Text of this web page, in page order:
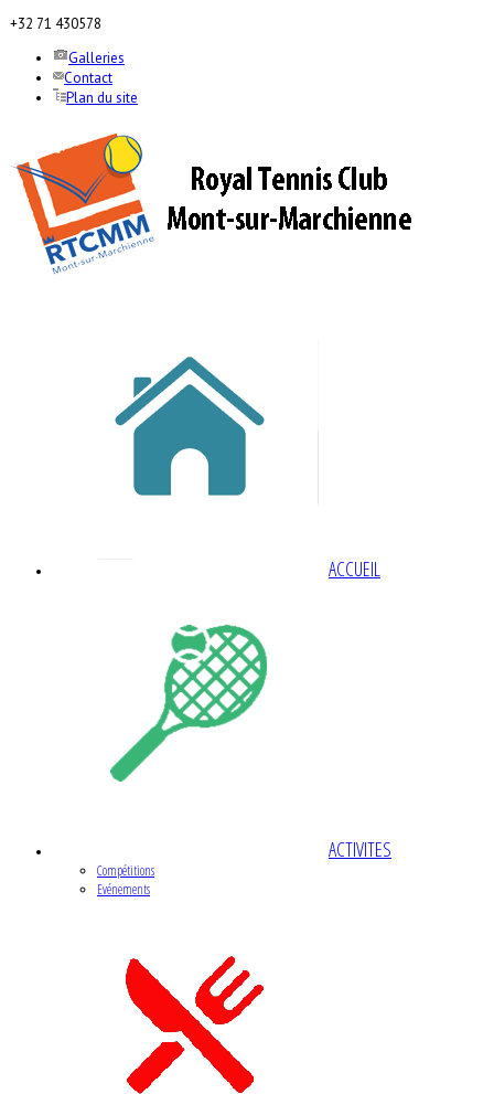
+32 71 430578
Galleries
Contact
Plan du site
ACCUEIL
ACTIVITES
Compétitions
Evénements